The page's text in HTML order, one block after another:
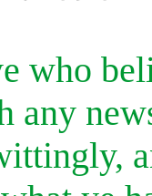
who
any